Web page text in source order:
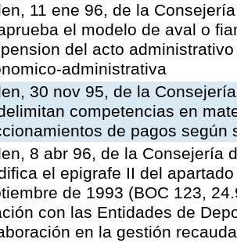
11 ene 96, de la
el modelo de aval o
del acto
administrativa
30 nov 95, de la
competencias en
de pagos según
8 abr 96, de la Consejería
el epigrafe II del
de 1993 (BOC 123,
con las Entidades de
en la gestión